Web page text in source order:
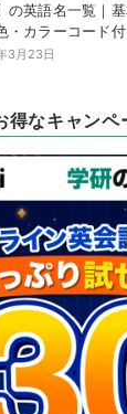
の英語名一覧｜
・カラーコード付
3月23日
なキャンペ